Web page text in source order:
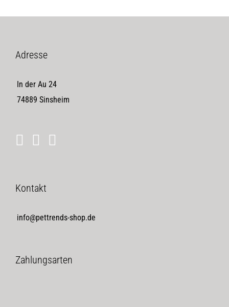
Adresse
In der Au 24
74889 Sinsheim
Kontakt
info@pettrends-shop.de
Zahlungsarten